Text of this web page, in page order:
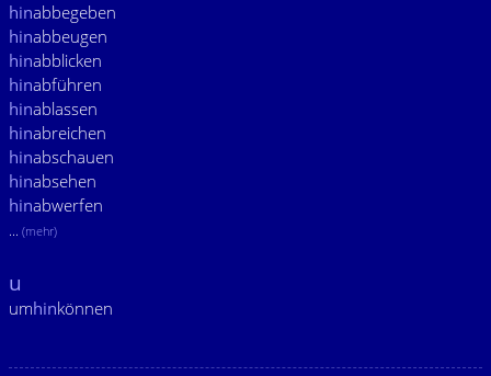
hinabbegeben
hinabbeugen
hinabblicken
hinabführen
hinablassen
hinabreichen
hinabschauen
hinabsehen
hinabwerfen
... (mehr)
u
umhinkönnen